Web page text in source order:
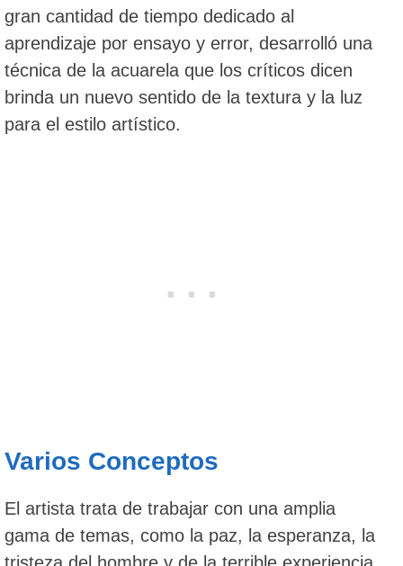
gran cantidad de tiempo dedicado al
aprendizaje por ensayo y error, desarrolló una
técnica de la acuarela que los críticos dicen
brinda un nuevo sentido de la textura y la luz
para el estilo artístico.
Varios Conceptos
El artista trata de trabajar con una amplia
gama de temas, como la paz, la esperanza, la